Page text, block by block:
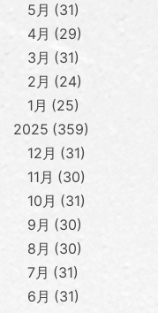
5月
31
4月
29
3月
31
2月
24
1月
25
2025 359
12月
31
11月
30
10月
31
9月
30
8月
30
7月
31
6月
31